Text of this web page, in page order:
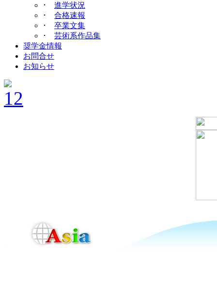
･ 進学状況
･ 合格速報
･ 卒業文集
･ 芸術系作品集
奨学金情報
お問合せ
お知らせ